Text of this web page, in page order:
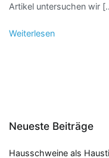
Artikel untersuchen wir
Weiterlesen
Neueste Beiträge
Hausschweine als